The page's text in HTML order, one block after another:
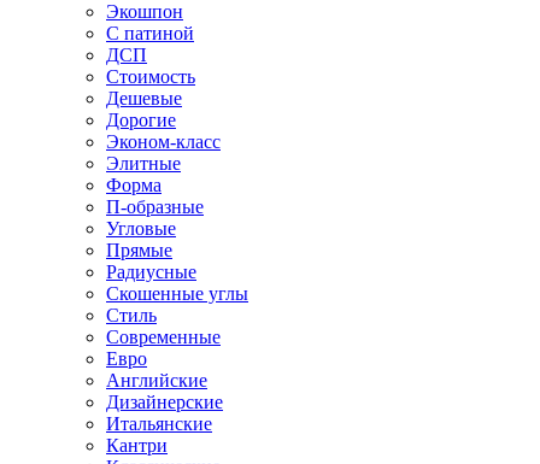
Экошпон
С патиной
ДСП
Стоимость
Дешевые
Дорогие
Эконом-класс
Элитные
Форма
П-образные
Угловые
Прямые
Радиусные
Скошенные углы
Стиль
Современные
Евро
Английские
Дизайнерские
Итальянские
Кантри